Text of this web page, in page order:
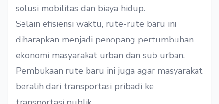
solusi mobilitas dan biaya hidup.
Selain efisiensi waktu, rute-rute baru ini
diharapkan menjadi penopang pertumbuhan
ekonomi masyarakat urban dan sub urban.
Pembukaan rute baru ini juga agar masyarakat
beralih dari transportasi pribadi ke